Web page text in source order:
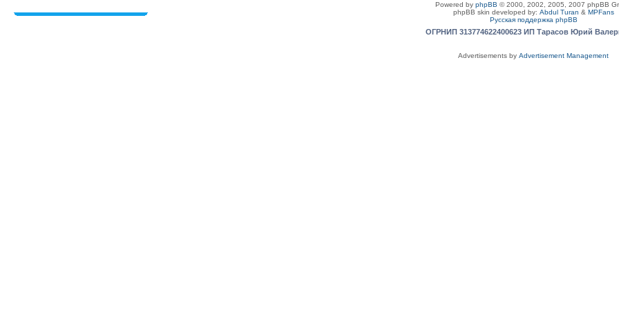
Powered by phpBB © 2000, 2002, 2005, 2007 phpBB
phpBB skin developed by: Abdul Turan & MPFans
Русская поддержка phpBB
ОГРНИП 313774622400623 ИП Тарасов Юрий
Advertisements by Advertisement Management